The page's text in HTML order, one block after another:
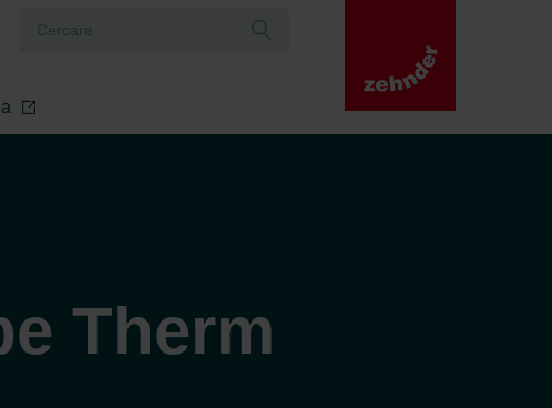
Therm